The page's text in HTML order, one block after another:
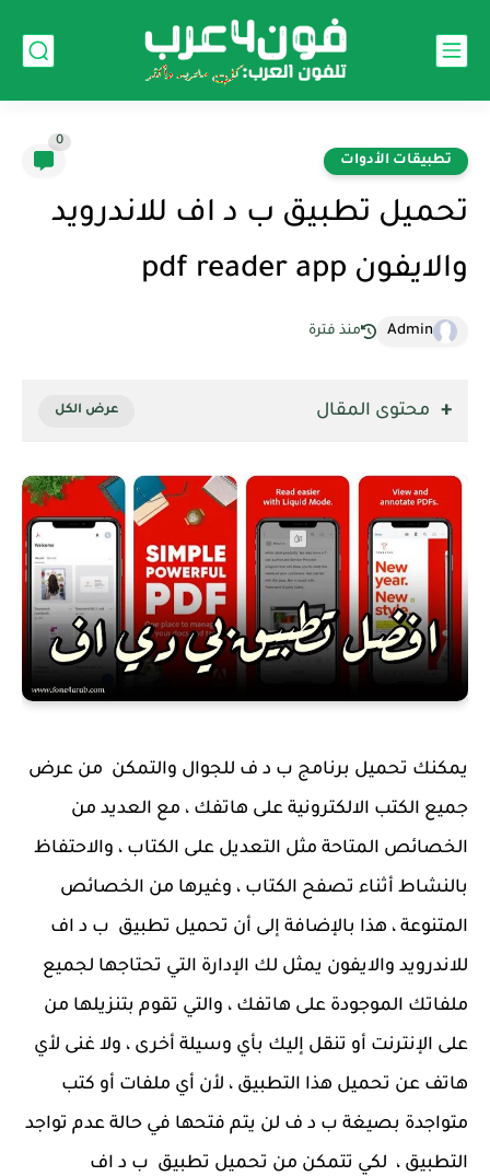
تطبيقات الأدوات
0
تحميل تطبيق ب د اف للاندرويد
والايفون pdf reader app
Admin منذ فترة
محتوى المقال
يمكنك تحميل برنامج ب د ف للجوال والتمكن من عرض
جميع الكتب الالكترونية على هاتفك ، مع العديد من
الخصائص المتاحة مثل التعديل على الكتاب ، والاحتفاظ
بالنشاط أثناء تصفح الكتاب ، وغيرها من الخصائص
المتنوعة ، هذا بالإضافة إلى أن تحميل تطبيق ب د اف
للاندرويد والايفون يمثل لك الإدارة التي تحتاجها لجميع
ملفاتك الموجودة على هاتفك ، والتي تقوم بتنزيلها من
على الإنترنت أو تنقل إليك بأي وسيلة أخرى ، ولا غنى لأي
هاتف عن تحميل هذا التطبيق ، لأن أي ملفات أو كتب
متواجدة بصيغة ب د ف لن يتم فتحها في حالة عدم تواجد
التطبيق ، لكي تتمكن من تحميل تطبيق ب د اف